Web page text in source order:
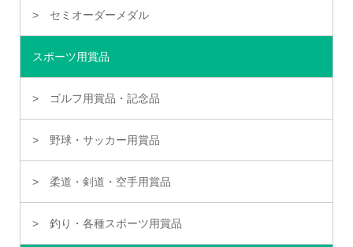
セミオーダーメダル
スポーツ用賞品
ゴルフ用賞品・記念品
野球・サッカー用賞品
柔道・剣道・空手用賞品
釣り・各種スポーツ用賞品